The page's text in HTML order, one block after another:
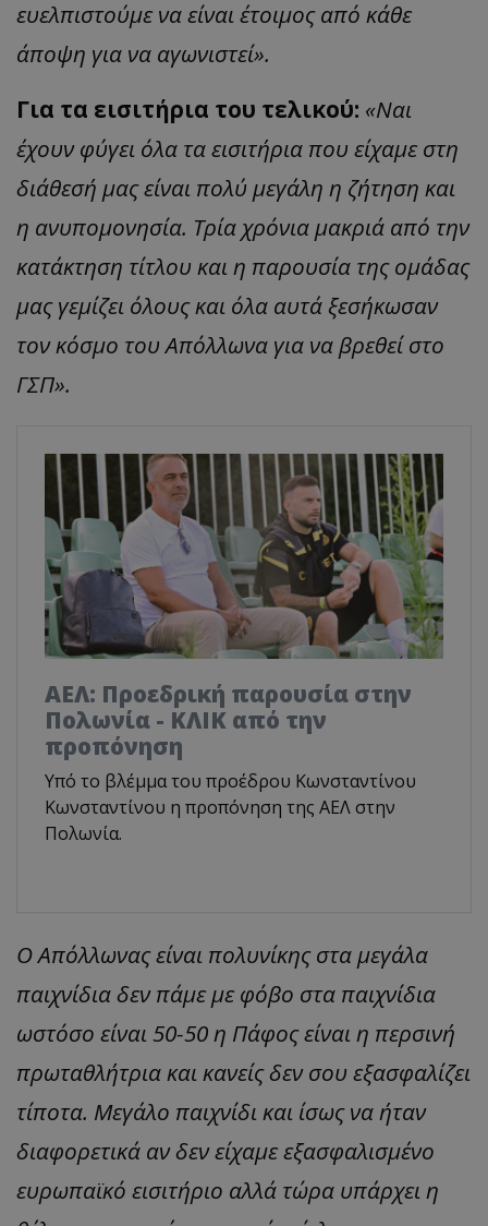
ευελπιστούμε να είναι έτοιμος από κάθε
άποψη για να αγωνιστεί».
Για τα εισιτήρια του τελικού: «Ναι
έχουν φύγει όλα τα εισιτήρια που είχαμε στη
διάθεσή μας είναι πολύ μεγάλη η ζήτηση και
η ανυπομονησία. Τρία χρόνια μακριά από την
κατάκτηση τίτλου και η παρουσία της ομάδας
μας γεμίζει όλους και όλα αυτά ξεσήκωσαν
τον κόσμο του Απόλλωνα για να βρεθεί στο
ΓΣΠ».
ΑΕΛ: Προεδρική παρουσία στην
Πολωνία - ΚΛΙΚ από την
προπόνηση
Υπό το βλέμμα του προέδρου Κωνσταντίνου
Κωνσταντίνου η προπόνηση της ΑΕΛ στην
Πολωνία.
Ο Απόλλωνας είναι πολυνίκης στα μεγάλα
παιχνίδια δεν πάμε με φόβο στα παιχνίδια
ωστόσο είναι 50-50 η Πάφος είναι η περσινή
πρωταθλήτρια και κανείς δεν σου εξασφαλίζει
τίποτα. Μεγάλο παιχνίδι και ίσως να ήταν
διαφορετικά αν δεν είχαμε εξασφαλισμένο
ευρωπαϊκό εισιτήριο αλλά τώρα υπάρχει η